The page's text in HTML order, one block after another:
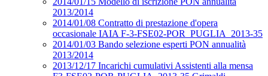
2013/2014
2014/01/08 Contratto di prestazione d'opera
occasionale IAIA F-3-FSE02-POR_PUGLIA_2013-35
2014/01/03 Bando selezione esperti PON annualità
2013/2014
2013/12/17 Incarichi cumulativi Assistenti alla mensa